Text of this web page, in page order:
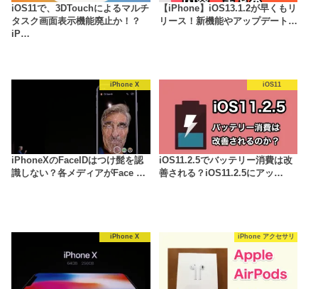
iOS11で、3DTouchによるマルチ
タスク画面表示機能廃止か！？
iP…
【iPhone】iOS13.1.2が早くもリ
リース！新機能やアップデート…
iPhone X
iPhoneXのFaceIDはつけ髭を認
識しない？各メディアがFace …
iOS11
iOS11.2.5でバッテリー消費は改
善される？iOS11.2.5にアッ…
iPhone X iPhone アクセサリ